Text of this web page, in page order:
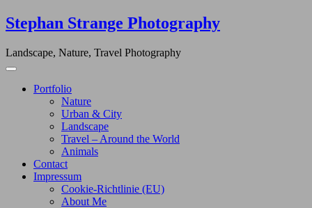
Skip
to
Stephan Strange Photography
Landscape, Nature, Travel Photography
Portfolio
Nature
Urban & City
Landscape
Travel – Around the World
Animals
Contact
Impressum
Cookie-Richtlinie (EU)
About Me